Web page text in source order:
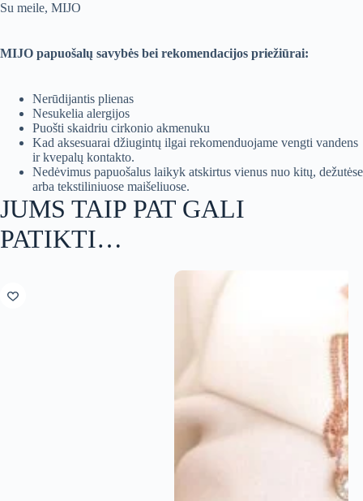
Su meile, MIJO
MIJO papuošalų savybės bei rekomendacijos priežiūrai:
Nerūdijantis plienas
Nesukelia alergijos
Puošti skaidriu cirkonio akmenuku
Kad aksesuarai džiugintų ilgai rekomenduojame vengti vandens
ir kvepalų kontakto.
Nedėvimus papuošalus laikyk atskirtus vienus nuo kitų, dežutėse
arba tekstiliniuose maišeliuose.
JUMS TAIP PAT GALI
PATIKTI…